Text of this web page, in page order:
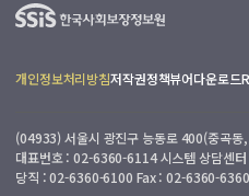
개인정보처리방침저작권정책뷰어다운로드
(04933) 서울시 광진구 능동로 400(중곡동
대표번호 : 02-6360-6114 시스템 상담센
당직 : 02-6360-6100 Fax : 02-6360-6360